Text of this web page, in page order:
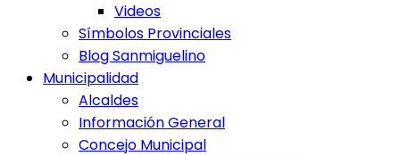
Videos
Símbolos Provinciales
Blog Sanmiguelino
Municipalidad
Alcaldes
Información General
Concejo Municipal